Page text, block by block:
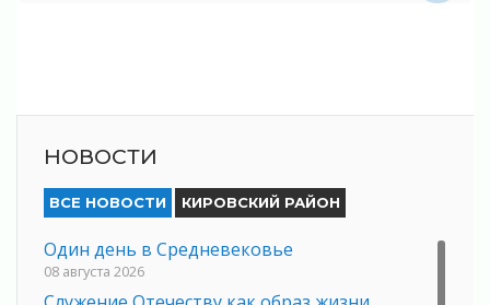
НОВОСТИ
ВСЕ НОВОСТИ КИРОВСКИЙ РАЙОН
Один день в Средневековье
08 августа 2026